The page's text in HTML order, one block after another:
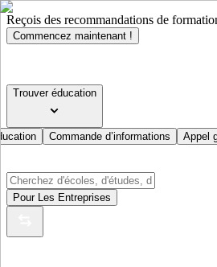
Reçois des recommandations de
Commencez maintenant !
Trouver éducation
Commande d’informations Appel
Pour Les Entreprises